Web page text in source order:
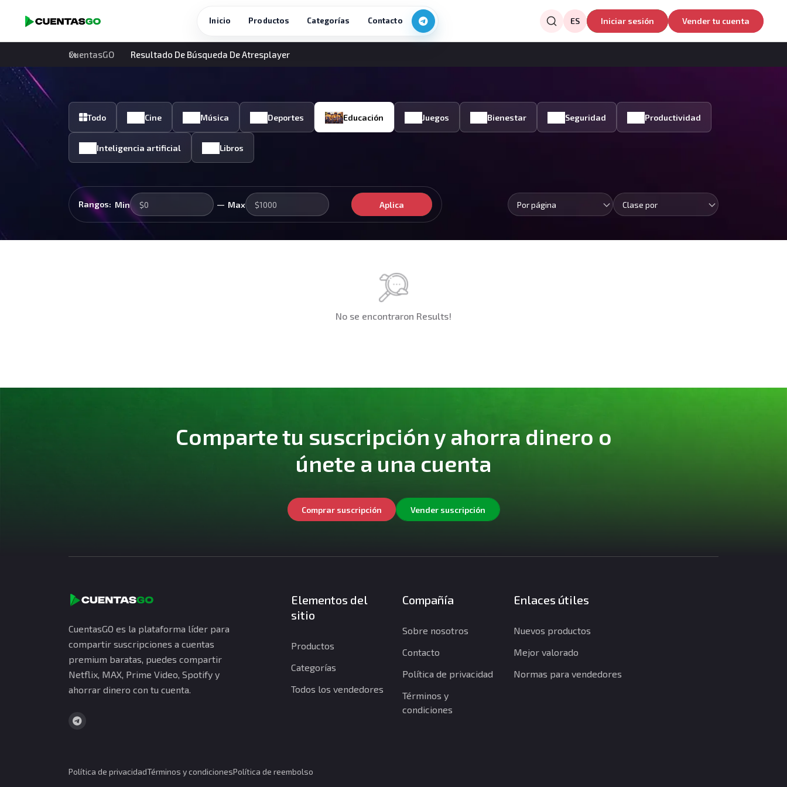
Inicio Productos Categorías Contacto ES Iniciar sesión Vender tu cuenta
CuentasGO Resultado De Búsqueda De Atresplayer
Todo Cine Música Deportes Educación Juegos Bienestar Seguridad Productividad
Inteligencia artificial Libros
Rangos: Min — Max Aplica Por página Clase por
No se encontraron Results!
Comparte tu suscripción y ahorra dinero o
únete a una cuenta
Comprar suscripción Vender suscripción
CuentasGO es la plataforma líder para
compartir suscripciones a cuentas
premium baratas, puedes compartir
Netflix, MAX, Prime Video, Spotify y
ahorrar dinero con tu cuenta.
Elementos del
sitio
Productos
Categorías
Todos los vendedores
Compañía
Sobre nosotros
Contacto
Política de privacidad
Términos y
condiciones
Enlaces útiles
Nuevos productos
Mejor valorado
Normas para vendedores
Política de privacidadTérminos y condicionesPolítica de reembolso